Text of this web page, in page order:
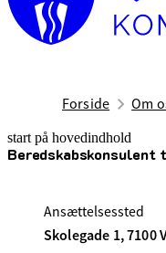
Forside Om
start på hovedindhold
Beredskabskonsulent
senest opdateret 8. juli 2026
Ansættelsessted
Skolegade 1, 7100